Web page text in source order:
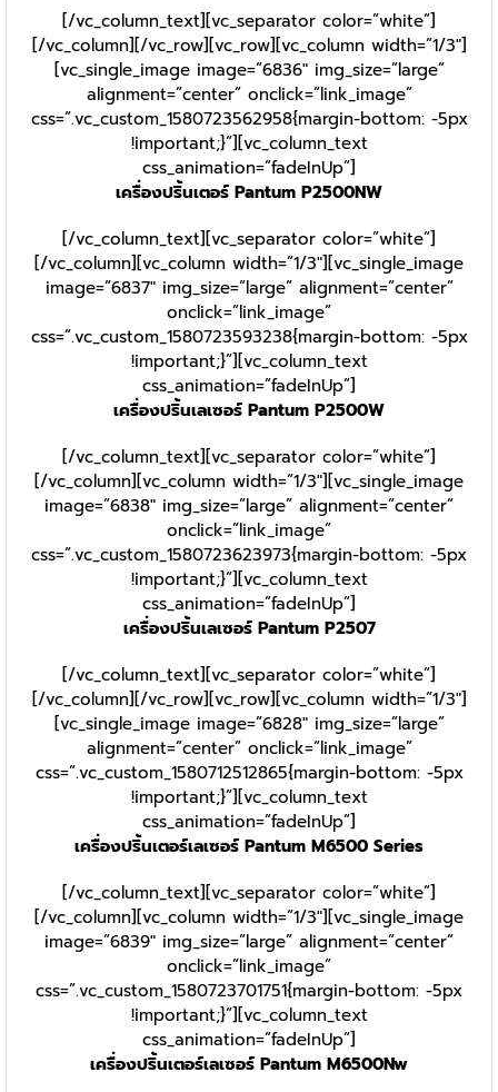
[/vc_column_text][vc_separator color=”white”]
[/vc_column][/vc_row][vc_row][vc_column width=”1/3″]
[vc_single_image image=”6836″ img_size=”large”
alignment=”center” onclick=”link_image”
css=”.vc_custom_1580723562958{margin-bottom: -5px
!important;}”][vc_column_text
css_animation=”fadeInUp”]
เครื่องปริ้นเตอร์ Pantum P2500NW
[/vc_column_text][vc_separator color=”white”]
[/vc_column][vc_column width=”1/3″][vc_single_image
image=”6837″ img_size=”large” alignment=”center”
onclick=”link_image”
css=”.vc_custom_1580723593238{margin-bottom: -5px
!important;}”][vc_column_text
css_animation=”fadeInUp”]
เครื่องปริ้นเลเซอร์ Pantum P2500W
[/vc_column_text][vc_separator color=”white”]
[/vc_column][vc_column width=”1/3″][vc_single_image
image=”6838″ img_size=”large” alignment=”center”
onclick=”link_image”
css=”.vc_custom_1580723623973{margin-bottom: -5px
!important;}”][vc_column_text
css_animation=”fadeInUp”]
เครื่องปริ้นเลเซอร์ Pantum P2507
[/vc_column_text][vc_separator color=”white”]
[/vc_column][/vc_row][vc_row][vc_column width=”1/3″]
[vc_single_image image=”6828″ img_size=”large”
alignment=”center” onclick=”link_image”
css=”.vc_custom_1580712512865{margin-bottom: -5px
!important;}”][vc_column_text
css_animation=”fadeInUp”]
เครื่องปริ้นเตอร์เลเซอร์ Pantum M6500 Series
[/vc_column_text][vc_separator color=”white”]
[/vc_column][vc_column width=”1/3″][vc_single_image
image=”6839″ img_size=”large” alignment=”center”
onclick=”link_image”
css=”.vc_custom_1580723701751{margin-bottom: -5px
!important;}”][vc_column_text
css_animation=”fadeInUp”]
เครื่องปริ้นเตอร์เลเซอร์ Pantum M6500Nw